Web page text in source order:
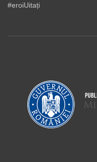
#eroiUitați